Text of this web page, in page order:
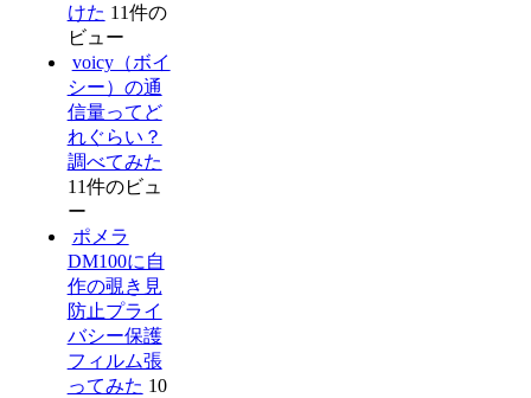
けた 11件の
ビュー
voicy（ボイ
シー）の通
信量ってど
れぐらい？
調べてみた
11件のビュ
ー
ポメラ
DM100に自
作の覗き見
防止プライ
バシー保護
フィルム張
ってみた 10